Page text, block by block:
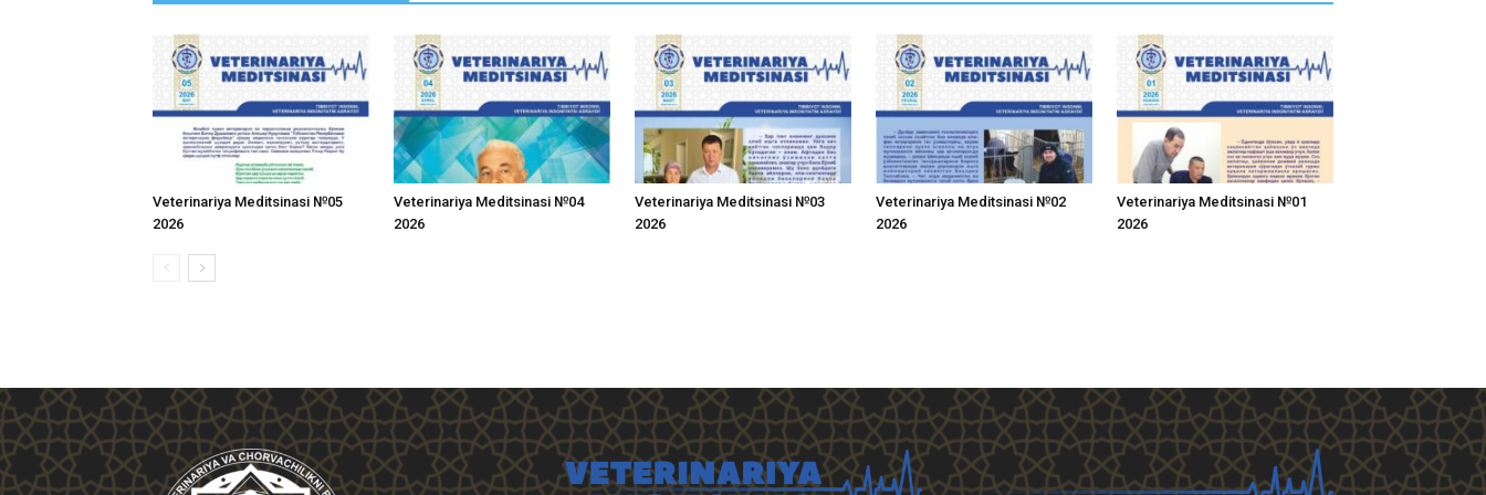
Veterinariya Meditsinasi №05
2026
Veterinariya Meditsinasi №04
2026
Veterinariya Meditsinasi №03
2026
Veterinariya Meditsinasi №02
2026
Veterinariya Meditsinasi №01
2026